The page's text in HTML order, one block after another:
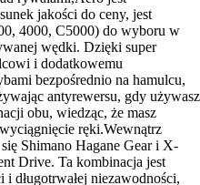
jakości do ceny, jest
4000, C5000) do wyboru w
wędki. Dzięki super
i dodatkowemu
bezpośrednio na hamulcu,
antyrewersu, gdy używasz
obu, wiedząc, że masz
ręki.Wewnątrz
Shimano Hagane Gear i X-
Drive. Ta kombinacja jest
długotrwałej niezawodności,